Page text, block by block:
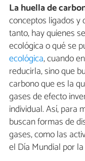
La huella de
conceptos ligados y
tanto, hay quienes
ecológica o qué se
ecológica, cuando
reducirla, sino que
carbono que es la
gases de efecto
individual. Así, para
buscan formas de
gases, como las
el Día Mundial por